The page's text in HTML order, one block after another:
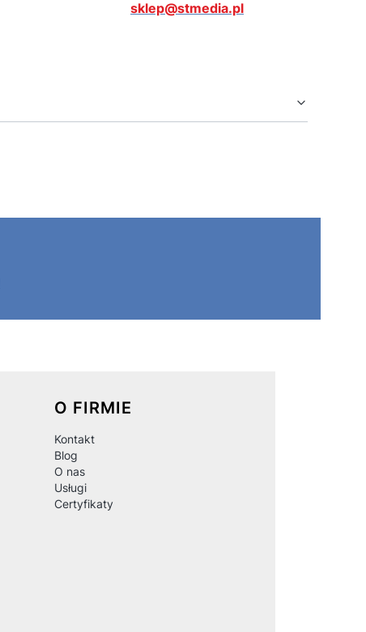
sklep@stmedia.pl
O FIRMIE
Kontakt
Blog
O nas
Usługi
Certyfikaty